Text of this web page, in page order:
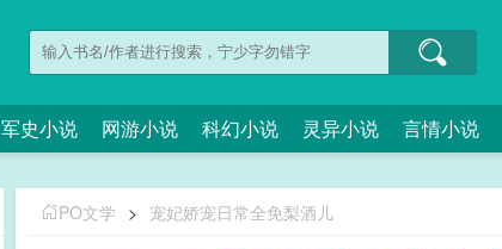
军史小说 网游小说 科幻小说 灵异小说 言情小说
PO文学 > 宠妃娇宠日常全免梨酒儿